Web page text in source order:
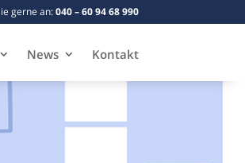
gerne an:040 – 60 94 68 990
News Kontakt